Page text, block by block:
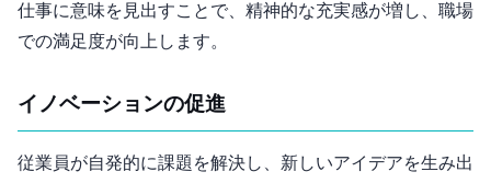
仕事に意味を見出すことで、精神的な充実感が増し、職場
での満足度が向上します。
イノベーションの促進
従業員が自発的に課題を解決し、新しいアイデアを生み出